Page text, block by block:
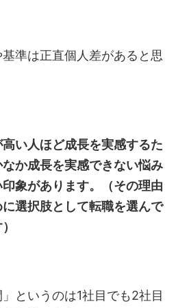
準は正直個人差があると思
い人ほど成長を実感するた
か成長を実感できない悩み
象があります。（その理由
選択肢として転職を選んで
」というのは1社目でも2社目